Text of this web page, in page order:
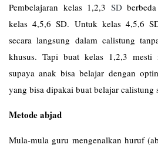
Pembelajaran kelas 1,2,3 SDberbeda
kelas 4,5,6 SD. Untuk kelas 4,5,6
secara langsung dalam calistung
khusus. Tapi buat kelas 1,2,3 mesti
supaya anak bisa belajar dengan
yang bisa dipakai buat belajar calistung
Metode abjad
Mula-mula guru mengenalkan huruf